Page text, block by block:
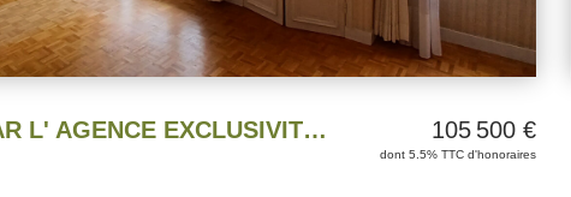
VENDUE PAR L' AGENCE EXCLUSIVITE APPARTEMENT T4 BREST 105 500 €
dont 5.5% TTC d'honoraires